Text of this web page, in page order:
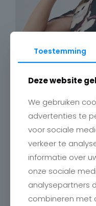
Toestemming
Deze website
We gebruiken
advertenties te
voor sociale
verkeer te
informatie over
onze sociale
analysepartners
combineren met